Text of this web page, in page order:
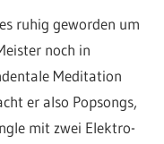
ruhig geworden um
noch in
Meditation
er also Popsongs,
mit zwei Elektro-